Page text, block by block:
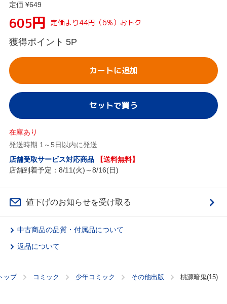
定価 ¥649
605円 定価より44円（6%）おトク
獲得ポイント 5P
カートに追加
セットで買う
在庫あり
発送時期 1～5日以内に発送
店舗受取サービス対応商品
【送料無料】
店舗到着予定：8/11(火)～8/16(日)
値下げのお知らせを受け取る
中古商品の品質・付属品について
返品について
ップ コミック 少年コミック その他出版 桃源暗鬼(15)